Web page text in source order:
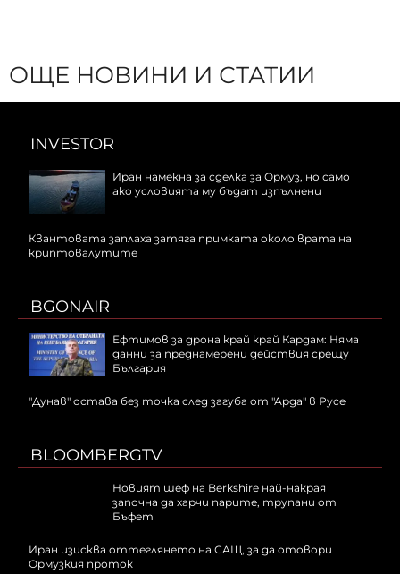
ОЩЕ НОВИНИ И СТАТИИ
INVESTOR
Иран намекна за сделка за Ормуз, но само
ако условията му бъдат изпълнени
Квантовата заплаха затяга примката около врата на
криптовалутите
BGONAIR
Ефтимов за дрона край край Кардам: Няма
данни за преднамерени действия срещу
България
"Дунав" остава без точка след загуба от "Арда" в Русе
BLOOMBERGTV
Новият шеф на Berkshire най-накрая
започна да харчи парите, трупани от
Бъфет
Иран изисква оттеглянето на САЩ, за да отовори
Ормузкия проток